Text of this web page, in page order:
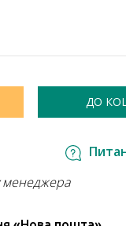
ДО
менеджера